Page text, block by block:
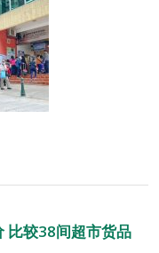
比较38间超市货品